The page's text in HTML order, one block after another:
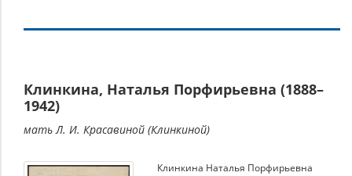
Цовикян,
Красавина,
Кармоза
Клинкина, Наталья Порфирьевна (1888–
1942)
мать Л. И. Красавиной (Клинкиной)
Клинкина Наталья Порфирьевна